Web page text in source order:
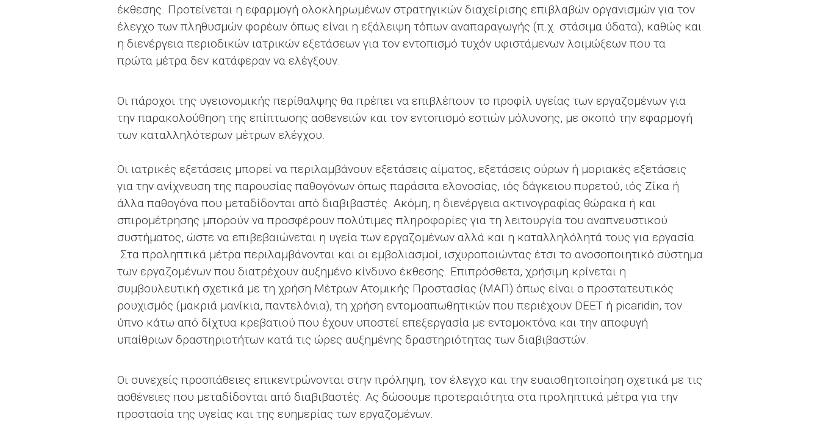
έκθεσης. Προτείνεται η εφαρμογή ολοκληρωμένων στρατηγικών διαχείρισης επιβλαβών οργανισμών για τον
έλεγχο των πληθυσμών φορέων όπως είναι η εξάλειψη τόπων αναπαραγωγής (π.χ. στάσιμα ύδατα), καθώς και
η διενέργεια περιοδικών ιατρικών εξετάσεων για τον εντοπισμό τυχόν υφιστάμενων λοιμώξεων που τα
πρώτα μέτρα δεν κατάφεραν να ελέγξουν.
Οι πάροχοι της υγειονομικής περίθαλψης θα πρέπει να επιβλέπουν το προφίλ υγείας των εργαζομένων για
την παρακολούθηση της επίπτωσης ασθενειών και τον εντοπισμό εστιών μόλυνσης, με σκοπό την εφαρμογή
των καταλληλότερων μέτρων ελέγχου.
Οι ιατρικές εξετάσεις μπορεί να περιλαμβάνουν εξετάσεις αίματος, εξετάσεις ούρων ή μοριακές εξετάσεις
για την ανίχνευση της παρουσίας παθογόνων όπως παράσιτα ελονοσίας, ιός δάγκειου πυρετού, ιός Ζίκα ή
άλλα παθογόνα που μεταδίδονται από διαβιβαστές. Ακόμη, η διενέργεια ακτινογραφίας θώρακα ή και
σπιρομέτρησης μπορούν να προσφέρουν πολύτιμες πληροφορίες για τη λειτουργία του αναπνευστικού
συστήματος, ώστε να επιβεβαιώνεται η υγεία των εργαζομένων αλλά και η καταλληλόλητά τους για εργασία.
Στα προληπτικά μέτρα περιλαμβάνονται και οι εμβολιασμοί, ισχυροποιώντας έτσι το ανοσοποιητικό σύστημα
των εργαζομένων που διατρέχουν αυξημένο κίνδυνο έκθεσης. Επιπρόσθετα, χρήσιμη κρίνεται η
συμβουλευτική σχετικά με τη χρήση Μέτρων Ατομικής Προστασίας (ΜΑΠ) όπως είναι ο προστατευτικός
ρουχισμός (μακριά μανίκια, παντελόνια), τη χρήση εντομοαπωθητικών που περιέχουν DEET ή picaridin, τον
ύπνο κάτω από δίχτυα κρεβατιού που έχουν υποστεί επεξεργασία με εντομοκτόνα και την αποφυγή
υπαίθριων δραστηριοτήτων κατά τις ώρες αυξημένης δραστηριότητας των διαβιβαστών.
Οι συνεχείς προσπάθειες επικεντρώνονται στην πρόληψη, τον έλεγχο και την ευαισθητοποίηση σχετικά με τις
ασθένειες που μεταδίδονται από διαβιβαστές. Ας δώσουμε προτεραιότητα στα προληπτικά μέτρα για την
προστασία της υγείας και της ευημερίας των εργαζομένων.